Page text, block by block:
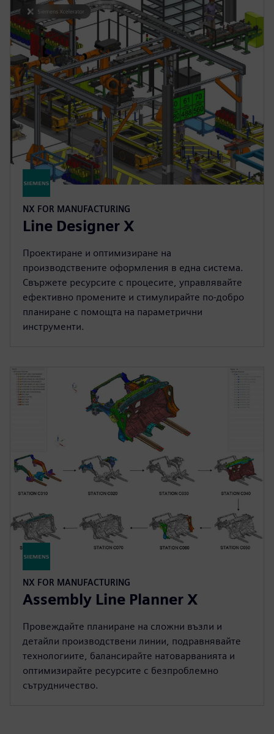
NX FOR MANUFACTURING
Line Designer X
Проектиране и оптимизиране на
производствените оформления в една система.
Свържете ресурсите с процесите, управлявайте
ефективно промените и стимулирайте по-добро
планиране с помощта на параметрични
инструменти.
NX FOR MANUFACTURING
Assembly Line Planner X
Провеждайте планиране на сложни възли и
детайли производствени линии, подравнявайте
технологиите, балансирайте натоварванията и
оптимизирайте ресурсите с безпроблемно
сътрудничество.